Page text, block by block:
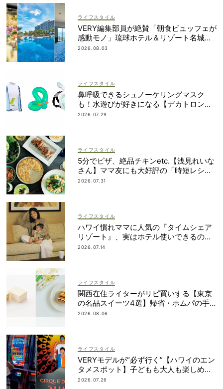
ライフスタイル
VERY編集部員が絶賛「朝食ビュッフェが
感動モノ」琉球ホテル＆リゾート名城ビ
ーチは雨でも遊び尽くせる！
2026.08.03
ライフスタイル
鼻呼吸できるシュノーケリングマスク
も！水遊びが好きになる【デカトロン】
の優秀グッズ13選
2026.07.29
ライフスタイル
5分でピザ、絶品チキンetc.【浅見れいな
さん】ママ友にも大好評の「時短レシ
ピ」４選
2026.07.31
ライフスタイル
ハワイ慣れママに人気の『タイムシェア
リゾート』、実はホテル使いできるの知
ってた？
2026.07.14
ライフスタイル
関西在住ライターがリピ買いする【東京
の名品スイーツ4選】帰省・ホムパの手
土産に
2026.08.06
ライフスタイル
VERYモデルが“必ず行く”【ハワイのエン
タメスポット】子どもも大人も楽しめる
ものって？
2026.07.26